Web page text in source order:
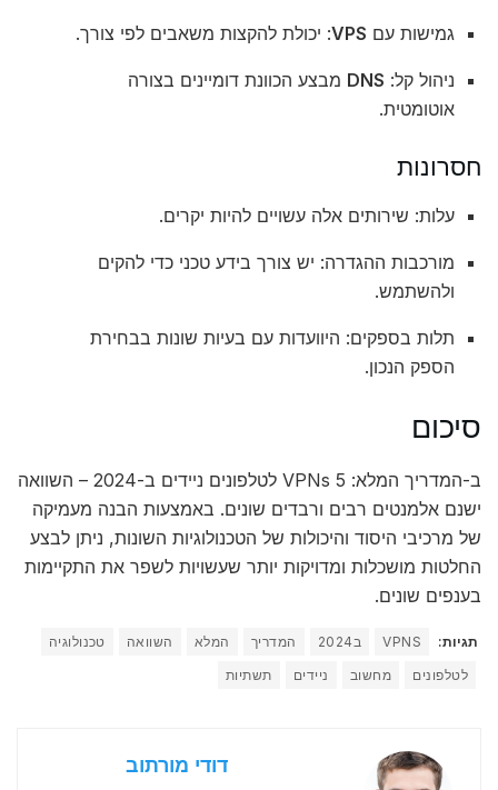
גמישות עם VPS: יכולת להקצות משאבים לפי צורך.
ניהול קל: DNS מבצע הכוונת דומיינים בצורה
אוטומטית.
חסרונות
עלות: שירותים אלה עשויים להיות יקרים.
מורכבות ההגדרה: יש צורך בידע טכני כדי להקים
ולהשתמש.
תלות בספקים: היוועדות עם בעיות שונות בבחירת
הספק הנכון.
סיכום
ב-המדריך המלא: 5 VPNs לטלפונים ניידים ב-2024 – השוואה
ישנם אלמנטים רבים ורבדים שונים. באמצעות הבנה מעמיקה
של מרכיבי היסוד והיכולות של הטכנולוגיות השונות, ניתן לבצע
החלטות מושכלות ומדויקות יותר שעשויות לשפר את התקיימות
בענפים שונים.
תגיות: VPNS ב2024 המדריך המלא השוואה
טכנולוגיה
לטלפונים
מחשוב ניידים תשתיות
דודי מורתוב